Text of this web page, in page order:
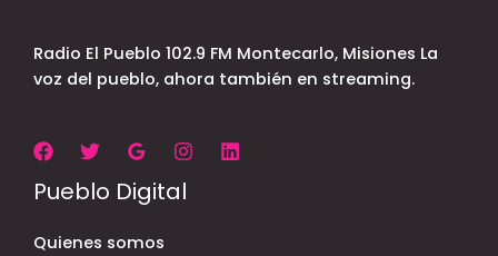
Radio El Pueblo 102.9 FM Montecarlo, Misiones La
voz del pueblo, ahora también en streaming.
Pueblo Digital
Quienes somos